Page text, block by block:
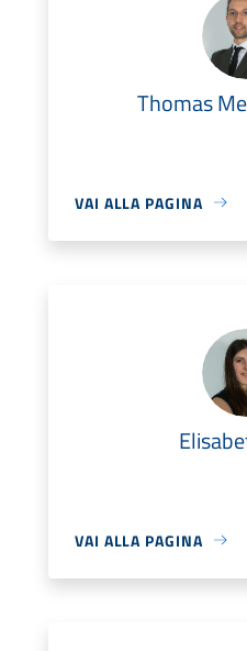
Thomas
VAI ALLA PAGINA
VAI ALLA PAGINA